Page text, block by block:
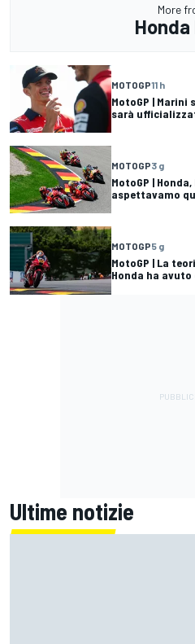
More
Honda
MOTOGP11 h
MotoGP |
sarà
MOTOGP3 g
MotoGP |
aspettavamo
MOTOGP5 g
MotoGP | La
Honda ha
Ultime notizie